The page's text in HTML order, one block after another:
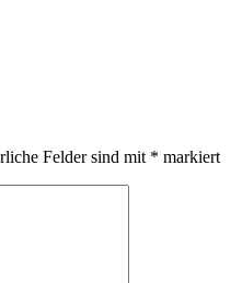
Felder sind mit * markiert